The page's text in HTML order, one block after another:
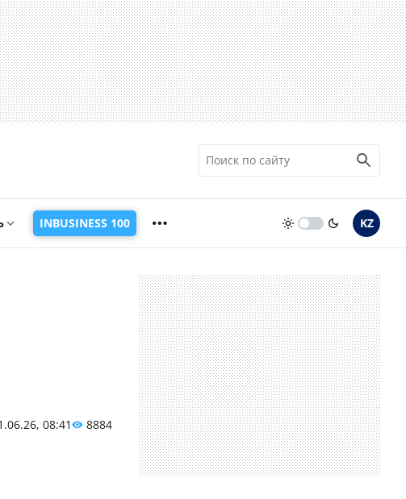
INBUSINESS 100 KZ
08:41 8884